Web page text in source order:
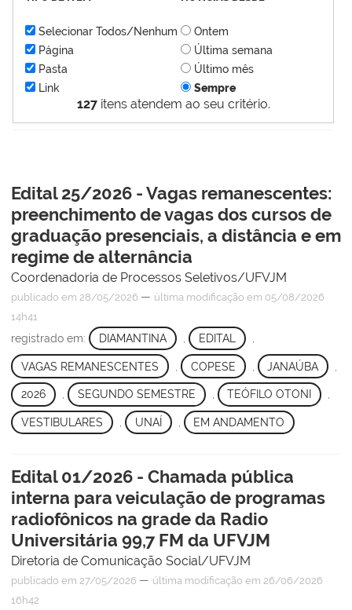
127itens atendem ao seu critério.
Selecionar Todos/Nenhum
Página
Pasta
Link
Ontem
Última semana
Último mês
Sempre
Edital 25/2026 - Vagas remanescentes:
preenchimento de vagas dos cursos de
graduação presenciais, a distância e em
regime de alternância
Coordenadoria de Processos Seletivos/UFVJM
publicado em 28/05/2026 — última modificação em 05/08/2026
14h41
registrado em: DIAMANTINA EDITAL
VAGAS REMANESCENTES COPESE JANAÚBA
2026 , SEGUNDO SEMESTRE , TEÓFILO OTONI ,
VESTIBULARES UNAÍ EM ANDAMENTO
Edital 01/2026 - Chamada pública
interna para veiculação de programas
radiofônicos na grade da Radio
Universitária 99,7 FM da UFVJM
Diretoria de Comunicação Social/UFVJM
publicado em 27/05/2026 — última modificação em 26/06/2026
16h42